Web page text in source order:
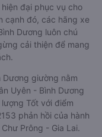
đại phục vụ cho
cạnh đó, các hãng xe
Dương luôn chú
cải thiện để mang
Dương giường nằm
Uyên - Bình Dương
Tốt với điểm
phản hồi của hành
Prông - Gia Lai.